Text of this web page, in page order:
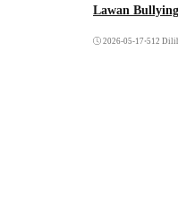
Lawan Bullying
2026-05-17 •512